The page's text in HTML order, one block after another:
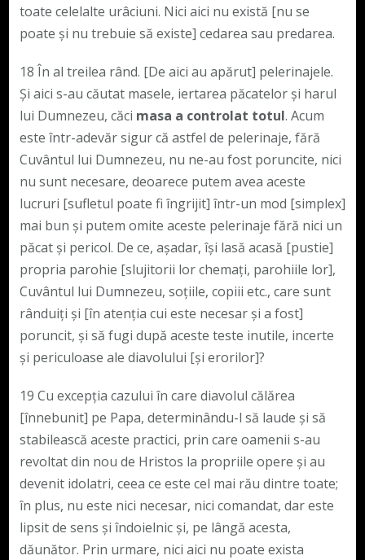
toate celelalte urâciuni. Nici aici nu există [nu se
poate și nu trebuie să existe] cedarea sau predarea.
18 În al treilea rând. [De aici au apărut] pelerinajele.
Și aici s-au căutat masele, iertarea păcatelor și harul
lui Dumnezeu, căci masa a controlat totul. Acum
este într-adevăr sigur că astfel de pelerinaje, fără
Cuvântul lui Dumnezeu, nu ne-au fost poruncite, nici
nu sunt necesare, deoarece putem avea aceste
lucruri [sufletul poate fi îngrijit] într-un mod [simplex]
mai bun și putem omite aceste pelerinaje fără nici un
păcat și pericol. De ce, așadar, își lasă acasă [pustie]
propria parohie [slujitorii lor chemați, parohiile lor],
Cuvântul lui Dumnezeu, soțiile, copiii etc., care sunt
rânduiți și [în atenția cui este necesar și a fost]
poruncit, și să fugi după aceste teste inutile, incerte
și periculoase ale diavolului [și erorilor]?
19 Cu excepția cazului în care diavolul călărea
[înnebunit] pe Papa, determinându-l să laude și să
stabilească aceste practici, prin care oamenii s-au
revoltat din nou de Hristos la propriile opere și au
devenit idolatri, ceea ce este cel mai rău dintre toate;
în plus, nu este nici necesar, nici comandat, dar este
lipsit de sens și îndoielnic și, pe lângă acesta,
dăunător. Prin urmare, nici aici nu poate exista